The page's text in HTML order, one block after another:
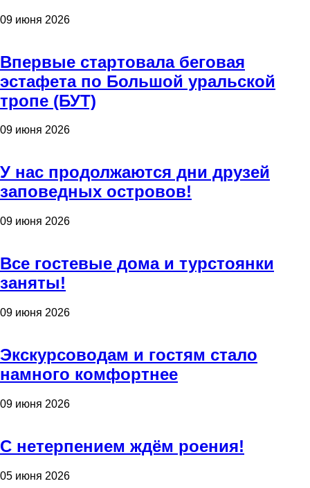
09 июня 2026
Впервые стартовала беговая
эстафета по Большой уральской
тропе (БУТ)
09 июня 2026
У нас продолжаются дни друзей
заповедных островов!
09 июня 2026
Все гостевые дома и турстоянки
заняты!
09 июня 2026
Экскурсоводам и гостям стало
намного комфортнее
09 июня 2026
С нетерпением ждём роения!
05 июня 2026